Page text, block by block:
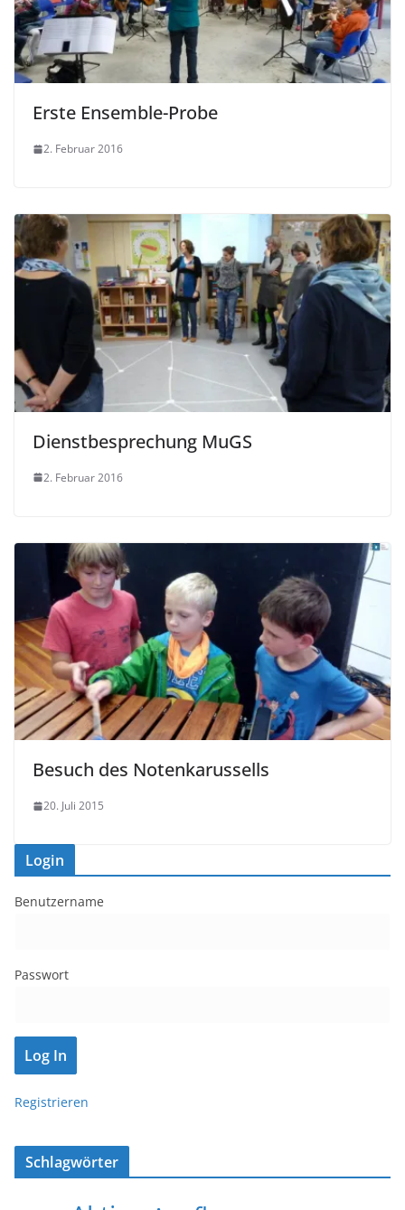
Erste Ensemble-Probe
2. Februar 2016
Dienstbesprechung MuGS
2. Februar 2016
Besuch des Notenkarussells
20. Juli 2015
Login
Benutzername
Passwort
Registrieren
Schlagwörter